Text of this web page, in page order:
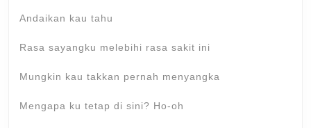
Andaikan kau tahu
Rasa sayangku melebihi rasa sakit ini
Mungkin kau takkan pernah menyangka
Mengapa ku tetap di sini? Ho-oh